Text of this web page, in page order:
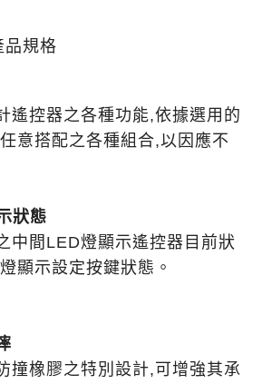
品規格
遙控器之各種功能,依據選用的
意搭配之各種組合,以因應不
狀態
中間LED燈顯示遙控器目前狀
顯示設定按鍵狀態。
撞橡膠之特別設計,可增強其承